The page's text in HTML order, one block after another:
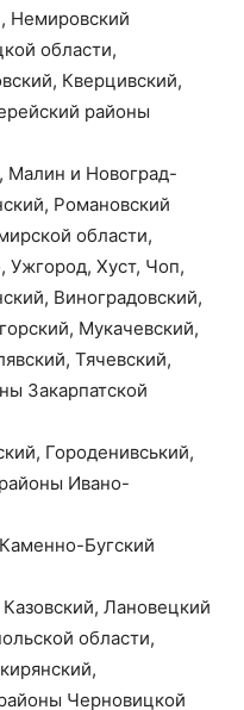
Немировский
области,
Кверцивский,
районы
и Новоград-
Романовский
области,
Ужгород, Хуст, Чоп,
Виноградовский,
Мукачевский,
Тячевский,
Закарпатской
Городенивський,
Ивано-
Бугский
Лановецкий
области,
Черновицкой